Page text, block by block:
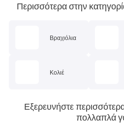
Περισσότερα στην
Βραχιόλια
Κολιέ
Εξερευνήστε
πολλαπλά